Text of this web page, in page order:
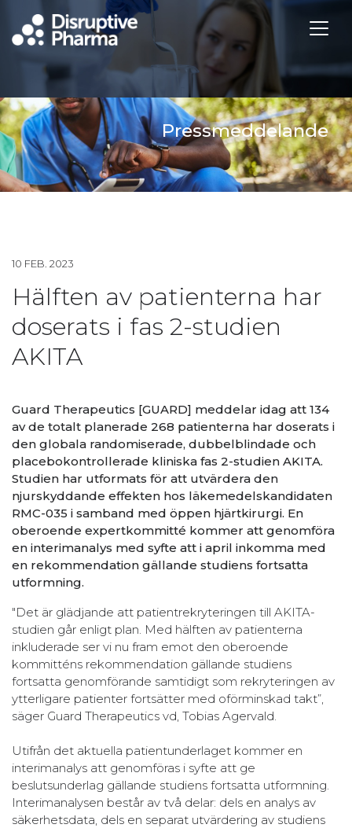
Pressmeddelande
10 FEB. 2023
Hälften av patienterna har
doserats i fas 2-studien
AKITA
Guard Therapeutics [GUARD] meddelar idag att 134
av de totalt planerade 268 patienterna har doserats i
den globala randomiserade, dubbelblindade och
placebokontrollerade kliniska fas 2-studien AKITA.
Studien har utformats för att utvärdera den
njurskyddande effekten hos läkemedelskandidaten
RMC-035 i samband med öppen hjärtkirurgi. En
oberoende expertkommitté kommer att genomföra
en interimanalys med syfte att i april inkomma med
en rekommendation gällande studiens fortsatta
utformning.
"Det är glädjande att patientrekryteringen till AKITA-
studien går enligt plan. Med hälften av patienterna
inkluderade ser vi nu fram emot den oberoende
kommitténs rekommendation gällande studiens
fortsatta genomförande samtidigt som rekryteringen av
ytterligare patienter fortsätter med oförminskad takt”,
säger Guard Therapeutics vd, Tobias Agervald.
Utifrån det aktuella patientunderlaget kommer en
interimanalys att genomföras i syfte att ge
beslutsunderlag gällande studiens fortsatta utformning.
Interimanalysen består av två delar: dels en analys av
säkerhetsdata, dels en separat utvärdering av studiens